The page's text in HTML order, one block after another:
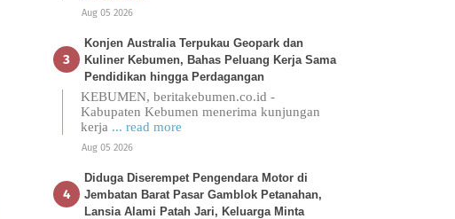
Aug 05 2026
Konjen Australia Terpukau Geopark dan
Kuliner Kebumen, Bahas Peluang Kerja Sama
Pendidikan hingga Perdagangan
KEBUMEN, beritakebumen.co.id -
Kabupaten Kebumen menerima kunjungan
kerja ... read more
Aug 05 2026
Diduga Diserempet Pengendara Motor di
Jembatan Barat Pasar Gamblok Petanahan,
Lansia Alami Patah Jari, Keluarga Minta